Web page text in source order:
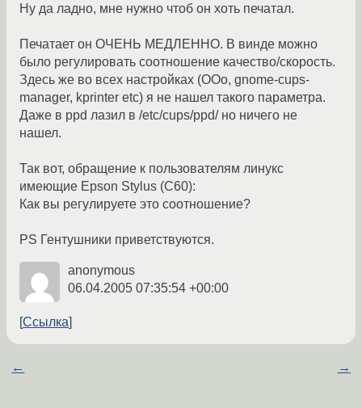
Ну да ладно, мне нужно чтоб он хоть печатал.
Печатает он ОЧЕНЬ МЕДЛЕННО. В винде можно
было регулировать соотношение качество/скорость.
Здесь же во всех настройках (OOo, gnome-cups-
manager, kprinter etc) я не нашел такого параметра.
Даже в ppd лазил в /etc/cups/ppd/ но ничего не
нашел.
Так вот, обращение к пользователям линукс
имеющие Epson Stylus (C60):
Как вы регулируете это соотношение?
PS Гентушники приветствуются.
anonymous
06.04.2005 07:35:54 +00:00
Ссылка
← →